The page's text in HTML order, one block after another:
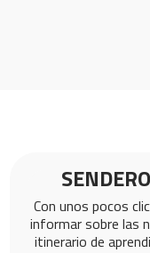
Con unos pocos
informar sobre las
itinerario de